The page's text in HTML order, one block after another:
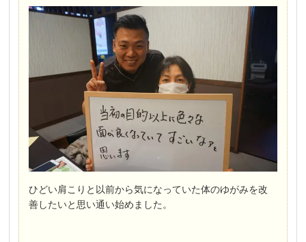
ひどい肩こりと以前から気になっていた体のゆがみを改
善したいと思い通い始めました。